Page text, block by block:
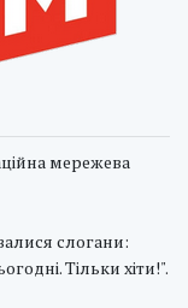
мережева
слогани:
Тільки хіти!".